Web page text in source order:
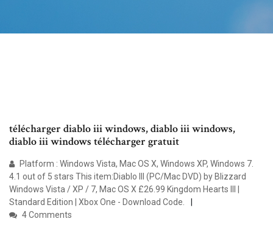
télécharger diablo iii windows, diablo iii windows,
diablo iii windows télécharger gratuit
Platform : Windows Vista, Mac OS X, Windows XP, Windows 7.
4.1 out of 5 stars This item:Diablo III (PC/Mac DVD) by Blizzard
Windows Vista / XP / 7, Mac OS X £26.99 Kingdom Hearts III |
Standard Edition | Xbox One - Download Code.
4 Comments